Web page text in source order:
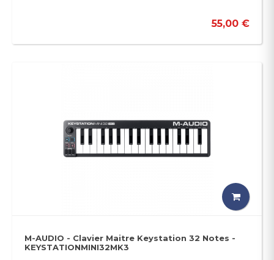
55,00 €
M-AUDIO - Clavier Maitre Keystation 32 Notes -
KEYSTATIONMINI32MK3